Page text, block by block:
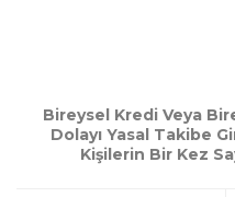
Bireysel Kredi Veya
Dolayı Yasal Takibe
Kişilerin Bir Kez